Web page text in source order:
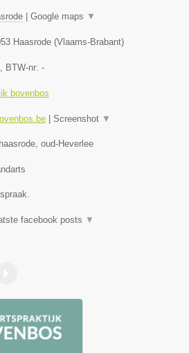
| Google maps ▼
Haasrode (Vlaams-Brabant)
, BTW-nr: -
bovenbos
| Screenshot ▼
oud-Heverlee
facebook posts ▼